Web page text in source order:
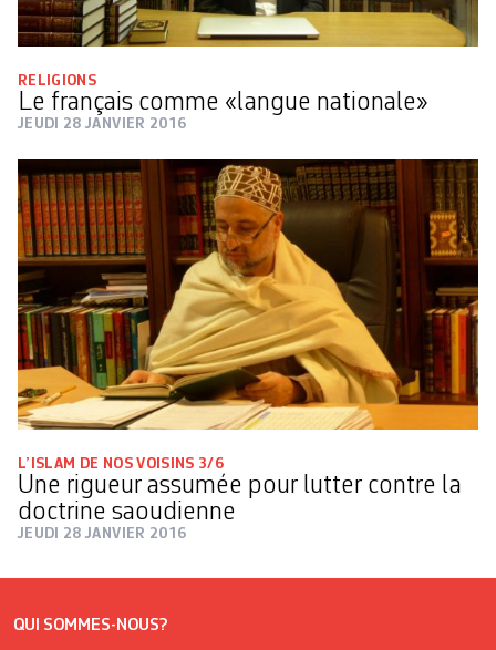
RELIGIONS
Le français comme «langue nationale»
JEUDI 28 JANVIER 2016
L’ISLAM DE NOS VOISINS 3/6
Une rigueur assumée pour lutter contre la
doctrine saoudienne
JEUDI 28 JANVIER 2016
QUI SOMMES-NOUS?